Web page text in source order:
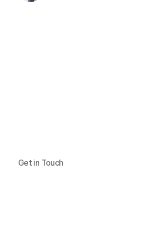
Get in Touch